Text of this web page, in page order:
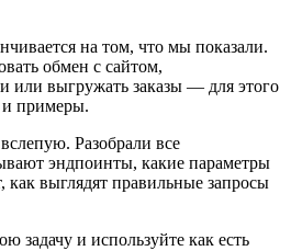
на том, что мы показали.
обмен с сайтом,
или выгружать заказы — для этого
и примеры.
Разобрали все
эндпоинты, какие параметры
как выглядят правильные запросы
задачу и используйте как есть